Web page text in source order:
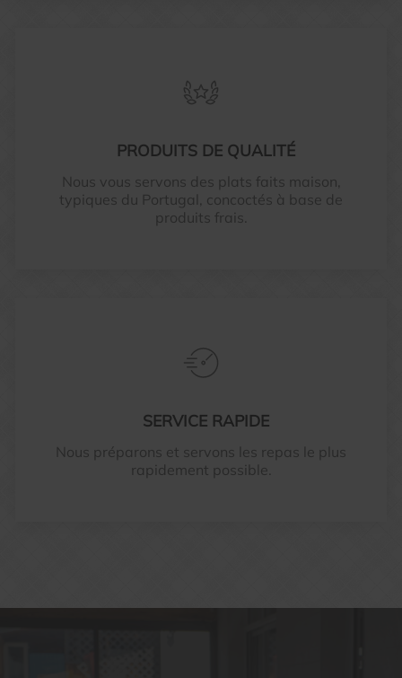
PRODUITS DE QUALITÉ
Nous vous servons des plats faits maison,
typiques du Portugal, concoctés à base de
produits frais.
SERVICE RAPIDE
Nous préparons et servons les repas le plus
rapidement possible.